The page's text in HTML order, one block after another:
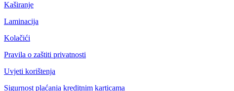
Kaširanje
Laminacija
Kolačići
Pravila o zaštiti privatnosti
Uvjeti korištenja
Sigurnost plaćanja kreditnim karticama